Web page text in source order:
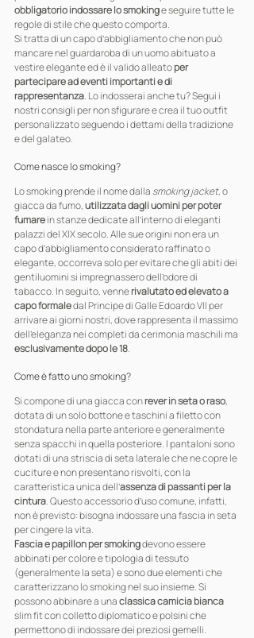
obbligatorio indossare lo smoking e seguire tutte le
regole di stile che questo comporta.
Si tratta di un capo d’abbigliamento che non può
mancare nel guardaroba di un uomo abituato a
vestire elegante ed è il valido alleato per
partecipare ad eventi importanti e di
rappresentanza. Lo indosserai anche tu? Segui i
nostri consigli per non sfigurare e crea il tuo outfit
personalizzato seguendo i dettami della tradizione
e del galateo.
Come nasce lo smoking?
Lo smoking prende il nome dalla smoking jacket, o
giacca da fumo, utilizzata dagli uomini per poter
fumare in stanze dedicate all’interno di eleganti
palazzi del XIX secolo. Alle sue origini non era un
capo d’abbigliamento considerato raffinato o
elegante, occorreva solo per evitare che gli abiti dei
gentiluomini si impregnassero dell’odore di
tabacco. In seguito, venne rivalutato ed elevato a
capo formale dal Principe di Galle Edoardo VII per
arrivare ai giorni nostri, dove rappresenta il massimo
dell’eleganza nei completi da cerimonia maschili ma
esclusivamente dopo le 18.
Come è fatto uno smoking?
Si compone di una giacca con rever in seta o raso,
dotata di un solo bottone e taschini a filetto con
stondatura nella parte anteriore e generalmente
senza spacchi in quella posteriore. I pantaloni sono
dotati di una striscia di seta laterale che ne copre le
cuciture e non presentano risvolti, con la
caratteristica unica dell’assenza di passanti per la
cintura. Questo accessorio d’uso comune, infatti,
non è previsto: bisogna indossare una fascia in seta
per cingere la vita.
Fascia e papillon per smoking devono essere
abbinati per colore e tipologia di tessuto
(generalmente la seta) e sono due elementi che
caratterizzano lo smoking nel suo insieme. Si
possono abbinare a una classica camicia bianca
slim fit con colletto diplomatico e polsini che
permettono di indossare dei preziosi gemelli.